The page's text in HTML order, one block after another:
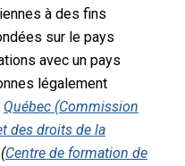
à des fins
sur le pays
avec un pays
légalement
Québec (Commission
des droits de la
Centre de formation de